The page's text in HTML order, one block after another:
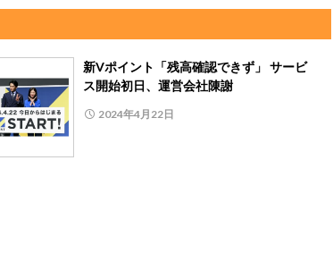
新Vポイント「残高確認できず」 サービ
ス開始初日、運営会社陳謝
2024年4月22日